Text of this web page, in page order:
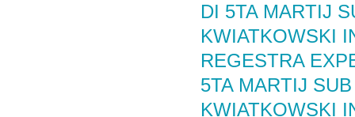
DI 5TA MARTIJ
KWIATKOWSKI
REGESTRA
5TA MARTIJ
KWIATKOWSKI